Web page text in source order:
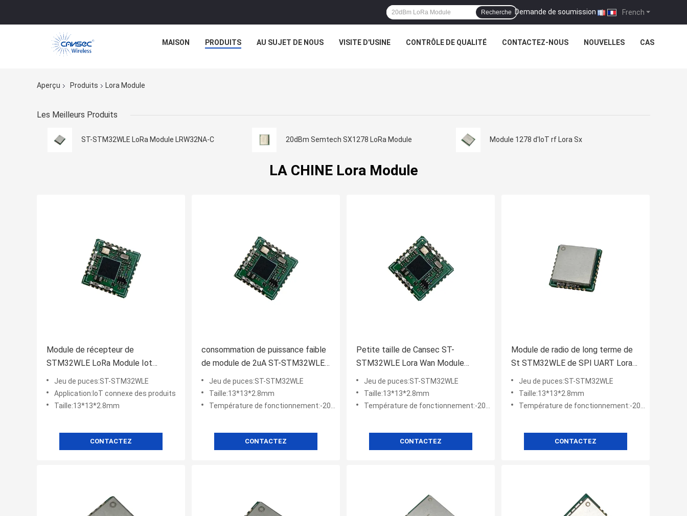
French
Demande de soumission |
Recherche
MAISON PRODUITS AU SUJET DE NOUS VISITE D'USINE CONTRÔLE DE QUALITÉ CONTACTEZ-NOUS NOUVELLES CAS
Aperçu Produits Lora Module
Les Meilleurs Produits
ST-STM32WLE LoRa Module LRW32NA-C 20dBm Semtech SX1278 LoRa Module Module 1278 d'IoT rf Lora Sx
LA CHINE Lora Module
Module de récepteur de
STM32WLE LoRa Module Iot
Industrial Solution 20dBm Wifi
Jeu de puces:ST-STM32WLE
Application:IoT connexe des produits
Taille:13*13*2.8mm
CONTACTEZ
consommation de puissance faible
de module de 2uA ST-STM32WLE
Lora rf
Jeu de puces:ST-STM32WLE
Taille:13*13*2.8mm
Température de fonctionnement:-20 - 70℃
CONTACTEZ
Petite taille de Cansec ST-
STM32WLE Lora Wan Module
LRW32NA-C
Jeu de puces:ST-STM32WLE
Taille:13*13*2.8mm
Température de fonctionnement:-20 - 70℃
CONTACTEZ
Module de radio de long terme de
St STM32WLE de SPI UART Lora
Wireless Module
Jeu de puces:ST-STM32WLE
Taille:13*13*2.8mm
Température de fonctionnement:-20 - 70℃
CONTACTEZ